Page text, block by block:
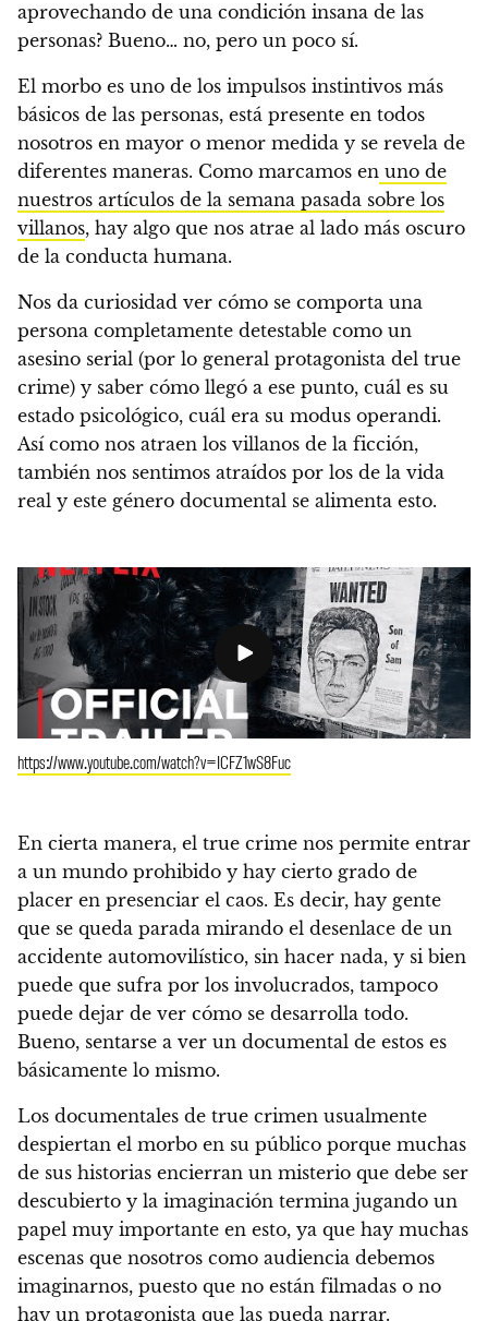
aprovechando de una condición insana de las
personas? Bueno… no, pero un poco sí.
El morbo es uno de los impulsos instintivos más
básicos de las personas, está presente en todos
nosotros en mayor o menor medida y se revela de
diferentes maneras. Como marcamos en uno de
nuestros artículos de la semana pasada sobre los
villanos, hay algo que nos atrae al lado más oscuro
de la conducta humana.
Nos da curiosidad ver cómo se comporta una
persona completamente detestable como un
asesino serial (por lo general protagonista del true
crime) y saber cómo llegó a ese punto, cuál es su
estado psicológico, cuál era su modus operandi.
Así como nos atraen los villanos de la ficción,
también nos sentimos atraídos por los de la vida
real y este género documental se alimenta esto.
https://www.youtube.com/watch?v=ICFZ1wS8Fuc
En cierta manera, el true crime nos permite entrar
a un mundo prohibido y hay cierto grado de
placer en presenciar el caos. Es decir, hay gente
que se queda parada mirando el desenlace de un
accidente automovilístico, sin hacer nada, y si bien
puede que sufra por los involucrados, tampoco
puede dejar de ver cómo se desarrolla todo.
Bueno, sentarse a ver un documental de estos es
básicamente lo mismo.
Los documentales de true crimen usualmente
despiertan el morbo en su público porque muchas
de sus historias encierran un misterio que debe ser
descubierto y la imaginación termina jugando un
papel muy importante en esto, ya que hay muchas
escenas que nosotros como audiencia debemos
imaginarnos, puesto que no están filmadas o no
hay un protagonista que las pueda narrar.